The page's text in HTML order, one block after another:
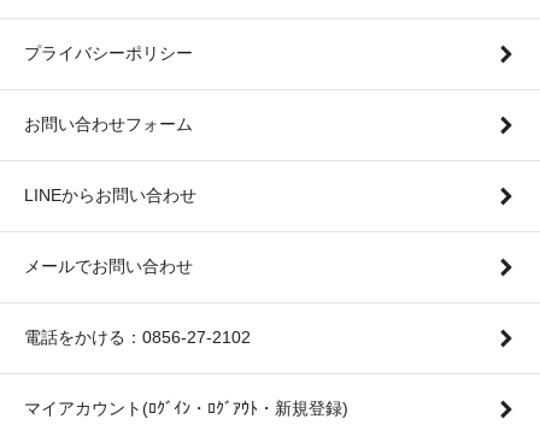
プライバシーポリシー
お問い合わせフォーム
LINEからお問い合わせ
メールでお問い合わせ
電話をかける：0856-27-2102
マイアカウント(ﾛｸﾞｲﾝ・ﾛｸﾞｱｳﾄ・新規登録)